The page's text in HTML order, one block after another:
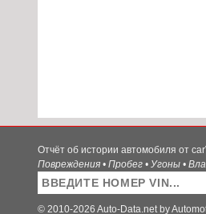
Отчёт об истории автомобиля от
Повреждения • Пробег • Угоны •
© 2010-2026 Auto-Data.net by